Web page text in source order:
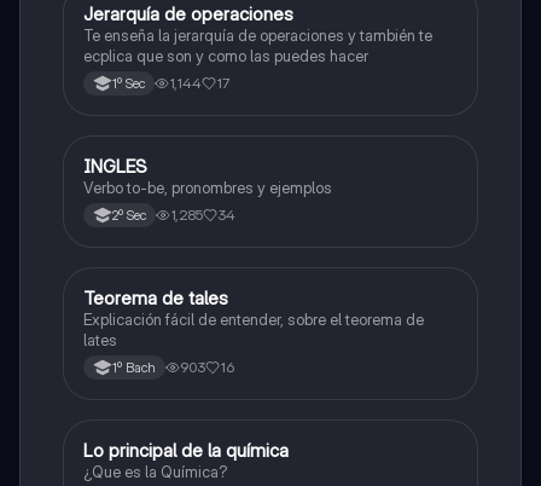
Matemáticas
Jerarquía de operaciones
Te enseña la jerarquía de operaciones y también te
ecplica que son y como las puedes hacer
1º Sec 1,144 17
Inglés
INGLES
Verbo to-be, pronombres y ejemplos
2º Sec 1,285 34
Matemáticas
Teorema de tales
Explicación fácil de entender, sobre el teorema de
lates
1º Bach 903 16
Química
Lo principal de la química
¿Que es la Química?